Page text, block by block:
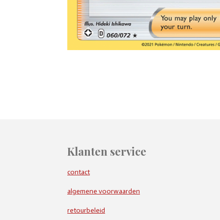
Klanten service
contact
algemene voorwaarden
retourbeleid